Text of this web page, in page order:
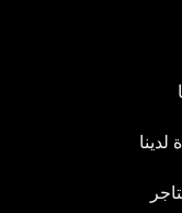
والإرهاق الشديد
بل قد تُضعف ثقة
المطلوب. وهنا تحديدًا
فهو من أقوى